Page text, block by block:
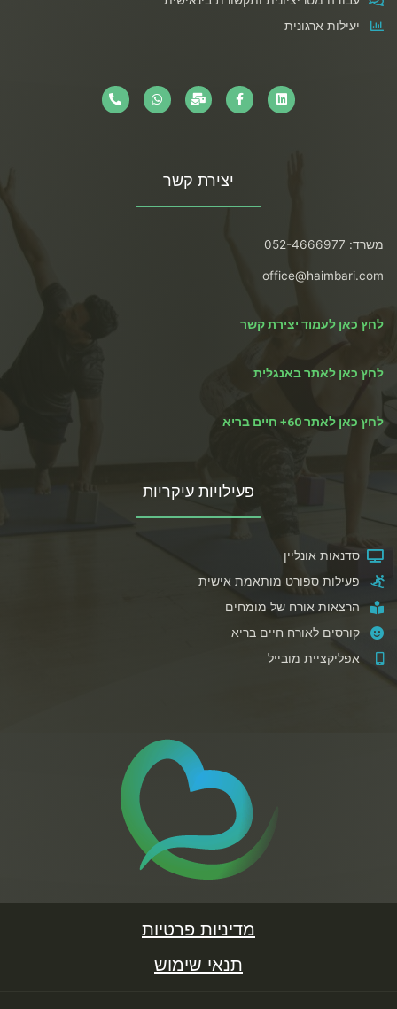
יעילות ארגונית
יצירת קשר
משרד: 052-4666977
office@haimbari.com
לחץ כאן לעמוד יצירת קשר
לחץ כאן לאתר באנגלית
לחץ כאן לאתר 60+ חיים בריא
פעילויות עיקריות
סדנאות אונליין
פעילות ספורט מותאמת אישית
הרצאות אורח של מומחים
קורסים לאורח חיים בריא
אפליקציית מובייל
מדיניות פרטיות
תנאי שימוש